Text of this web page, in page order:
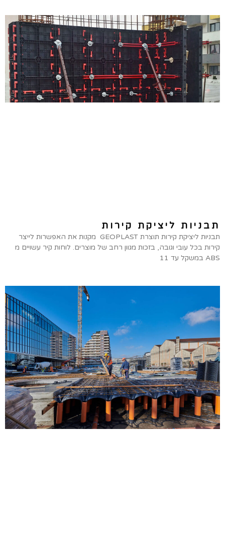
תבניות ליציקת קירות
תבניות ליציקת קירות תוצרת GEOPLAST מקנות את האפשרות לייצר
קירות בכל עובי וגובה, בזכות מגוון רחב של מוצרים. לוחות קיר עשויים מ
ABS במשקל עד 11